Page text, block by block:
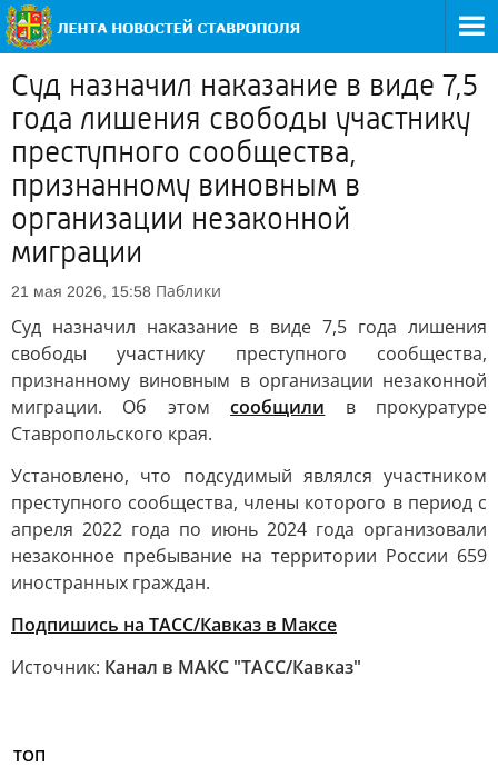
Суд назначил наказание в виде 7,5
года лишения свободы участнику
преступного сообщества,
признанному виновным в
организации незаконной
миграции
21 мая 2026, 15:58 Паблики
Суд назначил наказание в виде 7,5 года лишения
свободы участнику преступного сообщества,
признанному виновным в организации незаконной
миграции. Об этомсообщили в прокуратуре
Ставропольского края.
Установлено, что подсудимый являлся участником
преступного сообщества, члены которого в период с
апреля 2022 года по июнь 2024 года организовали
незаконное пребывание на территории России 659
иностранных граждан.
Подпишись на ТАСС/Кавказ в Максе
Источник: Канал в МАКС "ТАСС/Кавказ"
ТОП